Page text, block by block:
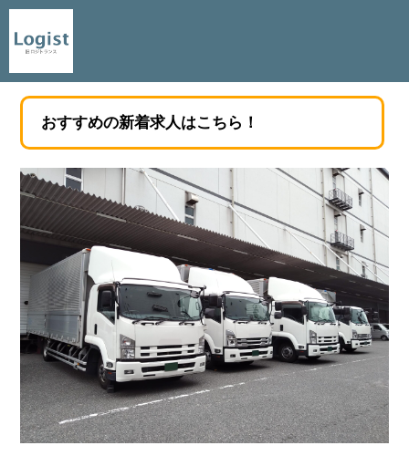
おすすめの新着求人はこちら！